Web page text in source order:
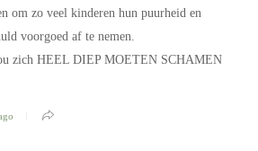
om zo veel kinderen hun puurheid en
voorgoed af te nemen.
zich HEEL DIEP MOETEN SCHAMEN